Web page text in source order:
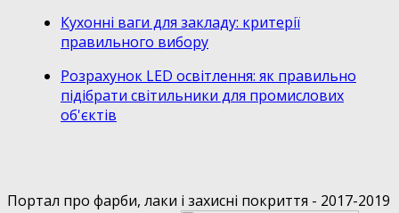
Кухонні ваги для закладу: критерії
правильного вибору
Розрахунок LED освітлення: як правильно
підібрати світильники для промислових
об'єктів
Портал про фарби, лаки і захисні покриття - 2017-2019